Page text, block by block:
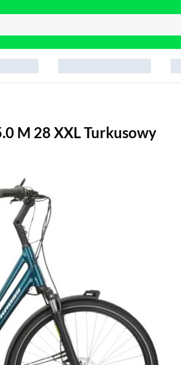
M 28 XXL Turkusowy